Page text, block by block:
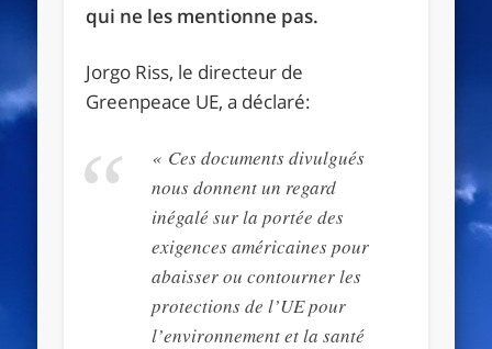
qui ne les mentionne pas.
Jorgo Riss, le directeur de
Greenpeace UE, a déclaré:
« Ces documents divulgués
nous donnent un regard
inégalé sur la portée des
exigences américaines pour
abaisser ou contourner les
protections de l’UE pour
l’environnement et la santé